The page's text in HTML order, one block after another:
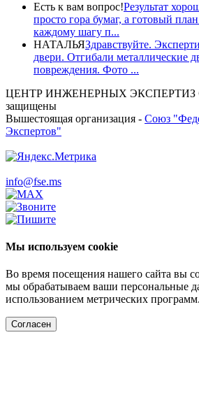
Есть к вам вопрос!Результат
просто гора бумаг, а готовый
каждому шагу п...
НАТАЛЬЯЗдравствуйте.
двери. Отгибали металлические
повреждения. Фото ...
ЦЕНТР ИНЖЕНЕРНЫХ ЭКСПЕРТИЗ ©
защищены
Вышестоящая организация - Союз
Экспертов"
info@fse.ms
Мы используем cookie
Во время посещения нашего сайта вы
мы обрабатываем ваши персональные
использованием метрических программ.
Согласен